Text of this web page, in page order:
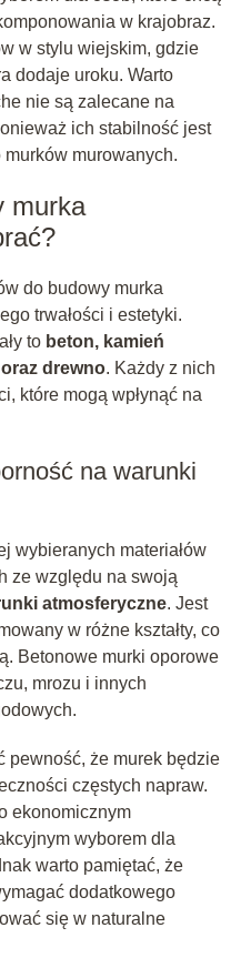
w krajobraz.
w stylu wiejskim, gdzie
dodaje uroku. Warto
nie są zalecane na
ich stabilność jest
murowanych.
murka
do budowy murka
trwałości i estetyki.
to beton, kamień
drewno. Każdy z nich
które mogą wpłynąć na
na warunki
wybieranych materiałów
ze względu na swoją
atmosferyczne. Jest
w różne kształty, co
Betonowe murki oporowe
mrozu i innych
pewność, że murek będzie
częstych napraw.
ekonomicznym
wyborem dla
warto pamiętać, że
dodatkowego
się w naturalne